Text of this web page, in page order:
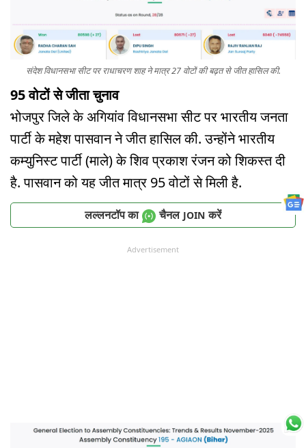
संदेश विधानसभा सीट पर राधाचरण शाह ने मात्र 27 वोटों की बढ़त से जीत हासिल की.
95 वोटों से जीता चुनाव
भोजपुर जिले के अगियांव विधानसभा सीट पर भारतीय जनता
पार्टी के महेश पासवान ने जीत हासिल की. उन्होंने भारतीय
कम्युनिस्ट पार्टी (माले) के शिव प्रकाश रंजन को शिकस्त दी
है. पासवान को यह जीत मात्र 95 वोटों से मिली है.
लल्लनटॉप का चैनल JOIN करें
Advertisement